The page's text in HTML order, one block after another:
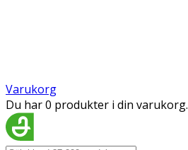
Varukorg
Du har 0 produkter i din varukorg.